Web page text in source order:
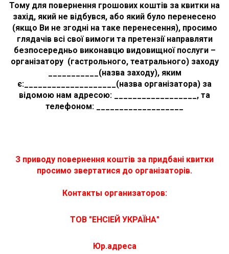
Тому для повернення грошових коштів за квитки на
захід, який не відбувся, або який було перенесено
(якщо Ви не згодні на таке перенесення), просимо
глядачів всі свої вимоги та претензії направляти
безпосередньо виконавцю видовищної послуги –
організатору (гастрольного, театрального) заходу
___________(назва заходу), яким
є:____________________(назва організатора) за
відомою нам адресою: __________________, та
телефоном: ___________________
З приводу повернення коштів за придбані квитки
просимо звертатися до організаторів.
Контакты организаторов:
ТОВ " ЕНСІЕЙ УКРАЇНА"
Юр.адреса